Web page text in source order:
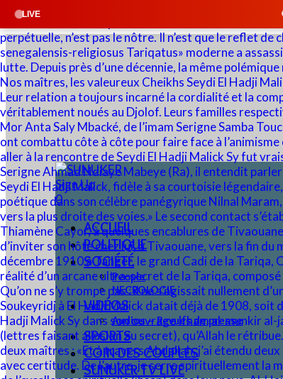
LIVE 🔴 EN DIRECT :
Sign Up
0
ACCUEIL
POLITIQUE
SOCIÉTÉ
People
NECROLOGIE
VIDÉOS
Audios – Revues de presse
SPORTS
COIN DES COUPLES
SUNUKER TV LIVE